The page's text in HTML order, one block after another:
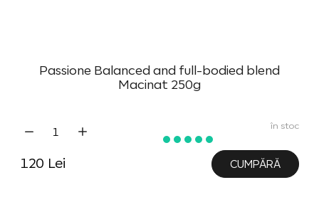
Passione Balanced and full-bodied blend
Macinat 250g
în stoc
120 Lei CUMPĂRĂ